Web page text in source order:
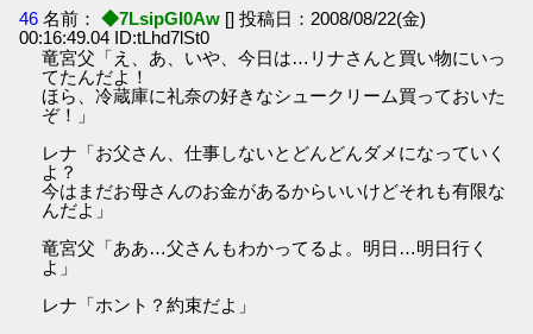
46 名前： ◆7LsipGI0Aw [] 投稿日：2008/08/22(金)
00:16:49.04 ID:tLhd7lSt0
竜宮父「え、あ、いや、今日は…リナさんと買い物にいっ
てたんだよ！
ほら、冷蔵庫に礼奈の好きなシュークリーム買っておいた
ぞ！」
レナ「お父さん、仕事しないとどんどんダメになっていく
よ？
今はまだお母さんのお金があるからいいけどそれも有限な
んだよ」
竜宮父「ああ…父さんもわかってるよ。明日…明日行く
よ」
レナ「ホント？約束だよ」